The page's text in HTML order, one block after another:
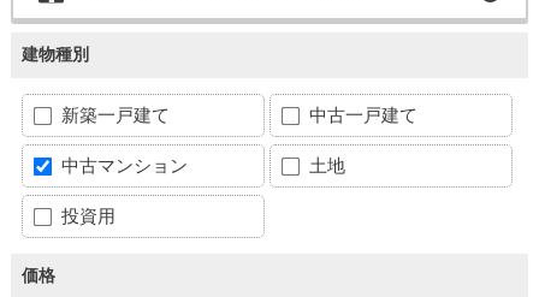
建物種別
新築一戸建て 中古一戸建て
中古マンション 土地
投資用
価格